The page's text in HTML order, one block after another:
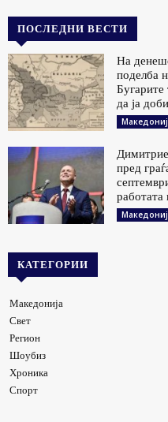
ПОСЛЕДНИ ВЕСТИ
На
поделба
да ја
пред
КАТЕГОРИИ
Македонија
Свет
Регион
Шоубиз
Хроника
Спорт